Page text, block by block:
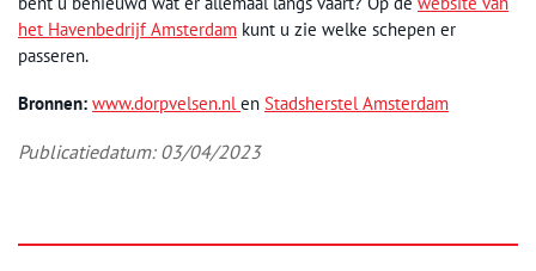
het Havenbedrijf Amsterdam kunt u zie welke schepen er
passeren.
Bronnen: www.dorpvelsen.nl en Stadsherstel Amsterdam
Publicatiedatum: 03/04/2023